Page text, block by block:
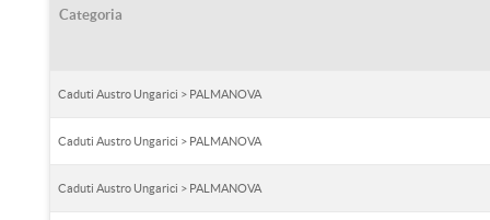
Categoria
Caduti Austro Ungarici > PALMANOVA
Caduti Austro Ungarici > PALMANOVA
Caduti Austro Ungarici > PALMANOVA